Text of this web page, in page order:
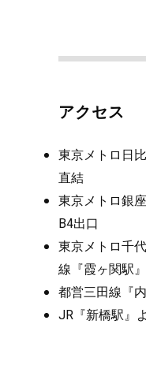
アクセス
東京メトロ日
直結
東京メトロ銀
B4出口
東京メトロ千
線『霞ヶ関駅
都営三田線『
JR『新橋駅』